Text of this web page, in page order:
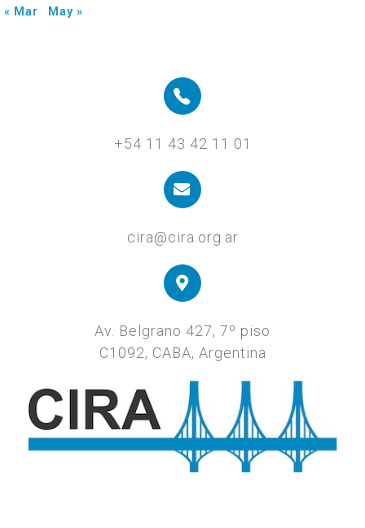
« Mar
May »
+54 11 43 42 11 01
cira@cira.org.ar
Av. Belgrano 427, 7º piso
C1092, CABA, Argentina